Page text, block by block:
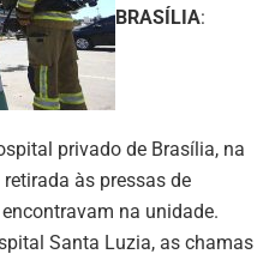
BRASÍLIA:
privado de Brasília, na
às pressas de
na unidade.
Santa Luzia, as chamas